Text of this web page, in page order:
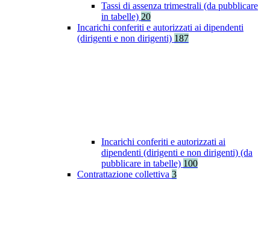
Tassi di assenza trimestrali (da pubblicare
in tabelle) 20
Incarichi conferiti e autorizzati ai dipendenti
(dirigenti e non dirigenti) 187
Incarichi conferiti e autorizzati ai
dipendenti (dirigenti e non dirigenti) (da
pubblicare in tabelle) 100
Contrattazione collettiva 3